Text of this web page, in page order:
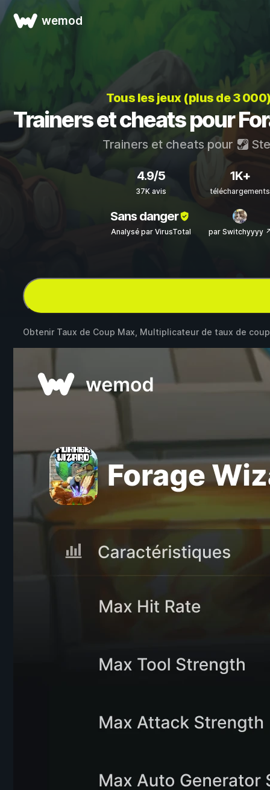
wemod
Tous les jeux (plus de 3
Trainers et cheats pour
Trainers et cheats pour
4.9/5
37K avis
1K+
téléchargements
Sans danger
Analysé par VirusTotal par Switchyyyy
Obtenir Taux de Coup Max, Multiplicateur de taux de